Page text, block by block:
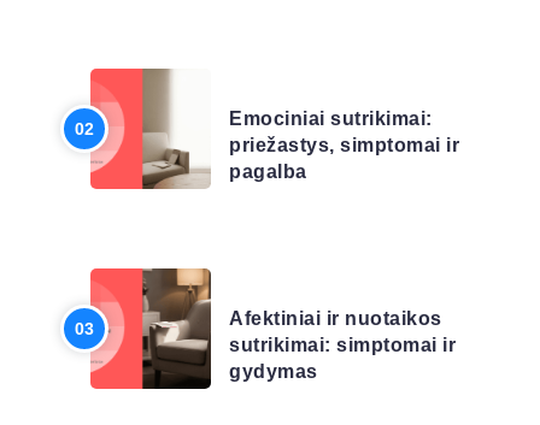
Emociniai sutrikimai:
priežastys, simptomai ir
pagalba
Afektiniai ir nuotaikos
sutrikimai: simptomai ir
gydymas